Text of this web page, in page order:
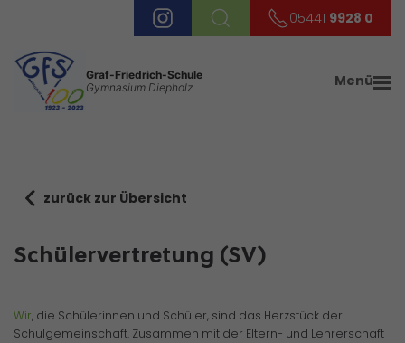
05441 9928 0
Graf-Friedrich-Schule
Gymnasium Diepholz
Menü
zurück zur Übersicht
Schülervertretung (SV)
Wir, die Schülerinnen und Schüler, sind das Herzstück der
Schulgemeinschaft. Zusammen mit der Eltern- und Lehrerschaft